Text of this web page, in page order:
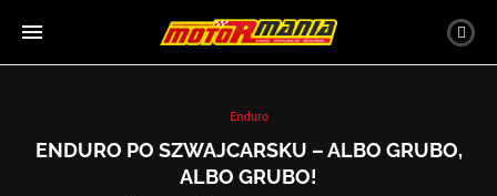
Enduro
ENDURO PO SZWAJCARSKU – ALBO GRUBO,
ALBO GRUBO!